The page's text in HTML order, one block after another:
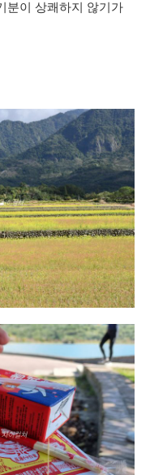
분이 상쾌하지 않기가